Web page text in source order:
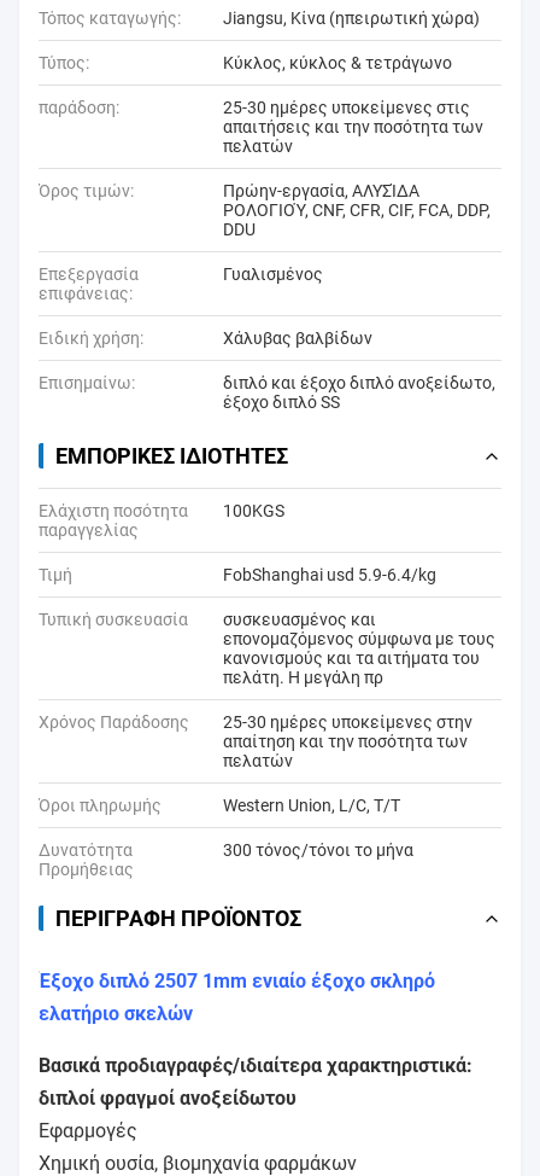
Τόπος καταγωγής: Jiangsu, Κίνα (ηπειρωτική χώρα)
Τύπος: Κύκλος, κύκλος & τετράγωνο
παράδοση:
25-30 ημέρες υποκείμενες στις
απαιτήσεις και την ποσότητα των
πελατών
Όρος τιμών:
Πρώην-εργασία, ΑΛΥΣΊΔΑ
ΡΟΛΟΓΙΟΎ, CNF, CFR, CIF, FCA, DDP,
DDU
Επεξεργασία
επιφάνειας:
Γυαλισμένος
Ειδική χρήση: Χάλυβας βαλβίδων
Επισημαίνω: διπλό και έξοχο διπλό ανοξείδωτο,
έξοχο διπλό SS
ΕΜΠΟΡΙΚΈΣ ΙΔΙΌΤΗΤΕΣ
Ελάχιστη ποσότητα
παραγγελίας
100KGS
Τιμή FobShanghai usd 5.9-6.4/kg
Τυπική συσκευασία
συσκευασμένος και
επονομαζόμενος σύμφωνα με τους
κανονισμούς και τα αιτήματα του
πελάτη. Η μεγάλη πρ
Χρόνος Παράδοσης
25-30 ημέρες υποκείμενες στην
απαίτηση και την ποσότητα των
πελατών
Όροι πληρωμής Western Union, L/C, T/T
Δυνατότητα
Προμήθειας
300 τόνος/τόνοι το μήνα
ΠΕΡΙΓΡΑΦΉ ΠΡΟΪΌΝΤΟΣ
Έξοχο διπλό 2507 1mm ενιαίο έξοχο σκληρό
ελατήριο σκελών
Βασικά προδιαγραφές/ιδιαίτερα χαρακτηριστικά:
διπλοί φραγμοί ανοξείδωτου
Εφαρμογές
Χημική ουσία, βιομηχανία φαρμάκων